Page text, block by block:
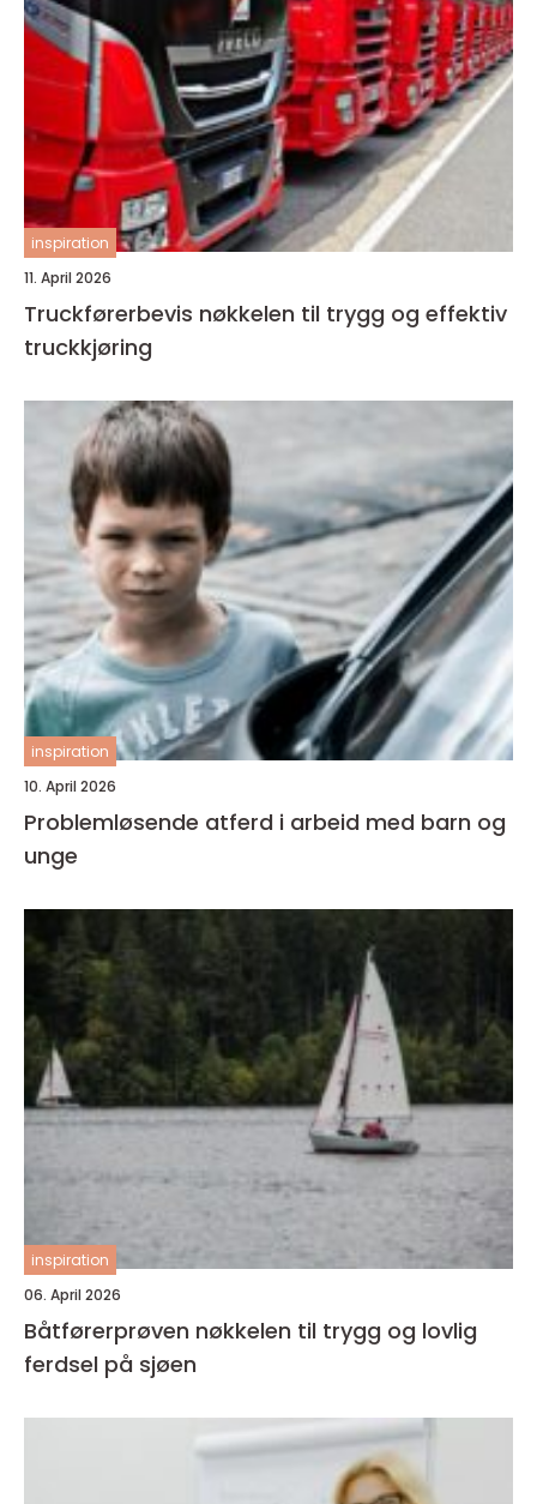
inspiration
11. April 2026
Truckførerbevis nøkkelen til trygg og effektiv
truckkjøring
inspiration
10. April 2026
Problemløsende atferd i arbeid med barn og
unge
inspiration
06. April 2026
Båtførerprøven nøkkelen til trygg og lovlig
ferdsel på sjøen